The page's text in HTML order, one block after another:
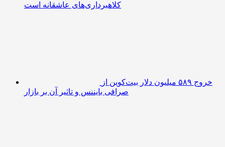
کلاهبرداری‌های عاشقانه است
خروج ۵۸۹ میلیون دلار بیت‌کوین از
صرافی بایننس و تاثیر آن بر بازار